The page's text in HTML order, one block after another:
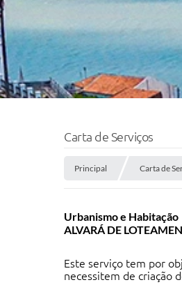
Carta de Serviços
Principal Carta de
Urbanismo e Habitação
ALVARÁ DE
Este serviço tem por
necessitem de criação